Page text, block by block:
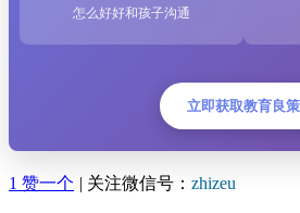
怎么好好和孩子沟通
立即获取教育良策
1 赞一个 | 关注微信号： zhizeu